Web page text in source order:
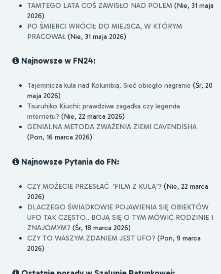
TAMTEGO LATA COŚ ZAWISŁO NAD POLEM (Nie, 31 maja
2026)
PO ŚMIERCI WRÓCIŁ DO MIEJSCA, W KTÓRYM
PRACOWAŁ (Nie, 31 maja 2026)
Najnowsze w FN24:
Tajemnicza kula nad Kolumbią. Sieć obiegło nagranie (Śr, 20
maja 2026)
Tsuruhiko Kiuchi: prawdziwa zagadka czy legenda
internetu? (Nie, 22 marca 2026)
GENIALNA METODA ZWAŻENIA ZIEMI CAVENDISHA
(Pon, 16 marca 2026)
Najnowsze Pytania do FN:
CZY MOŻECIE PRZESŁAĆ 'FILM Z KULĄ'? (Nie, 22 marca
2026)
DLACZEGO ŚWIADKOWIE POJAWIENIA SIĘ OBIEKTÓW
UFO TAK CZĘSTO.. BOJĄ SIĘ O TYM MÓWIĆ RODZINIE I
ZNAJOMYM? (Śr, 18 marca 2026)
CZY TO WASZYM ZDANIEM JEST UFO? (Pon, 9 marca
2026)